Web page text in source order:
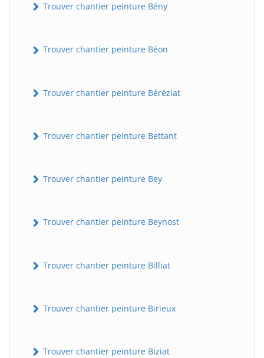
Trouver chantier peinture Bény
Trouver chantier peinture Béon
Trouver chantier peinture Béréziat
Trouver chantier peinture Bettant
Trouver chantier peinture Bey
Trouver chantier peinture Beynost
Trouver chantier peinture Billiat
Trouver chantier peinture Birieux
Trouver chantier peinture Biziat